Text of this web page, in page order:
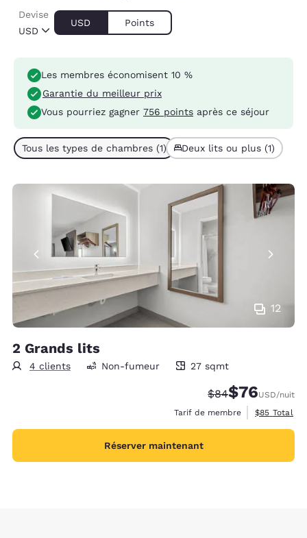
USD
Devise
USD Points
Les membres économisent 10 %
Garantie du meilleur prix
Vous pourriez gagner 756 points après ce séjour
Tous les types de chambres (1) Deux lits ou plus (1)
12
2 Grands lits
4 clients
27 mètres carrés
Non-fumeur 27 sqmt
Tarif barré :
$84Tarif réduit :
$76USD/nuit
Tarif de membre
Afficher les
$85 Total
Réserver maintenant